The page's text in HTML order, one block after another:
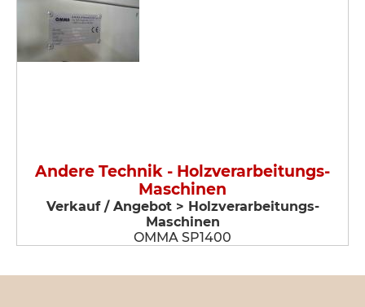
Andere Technik - Holzverarbeitungs-
Maschinen
Verkauf / Angebot > Holzverarbeitungs-
Maschinen
OMMA SP1400